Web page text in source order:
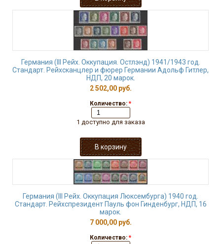
Германия (III Рейх. Оккупация. Остлэнд) 1941/1943 год.
Стандарт. Рейхсканцлер и фюрер Германии Адольф Гитлер,
НДП, 20 марок.
2 502,00 руб.
Количество: *
1 доступно для заказа
Германия (III Рейх. Оккупация Люксембурга) 1940 год.
Стандарт. Рейхспрезидент Пауль фон Гинденбург, НДП, 16
марок.
7 000,00 руб.
Количество: *